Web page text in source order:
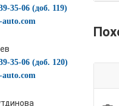
35-06 (доб. 119)
auto.com
35-06 (доб. 120)